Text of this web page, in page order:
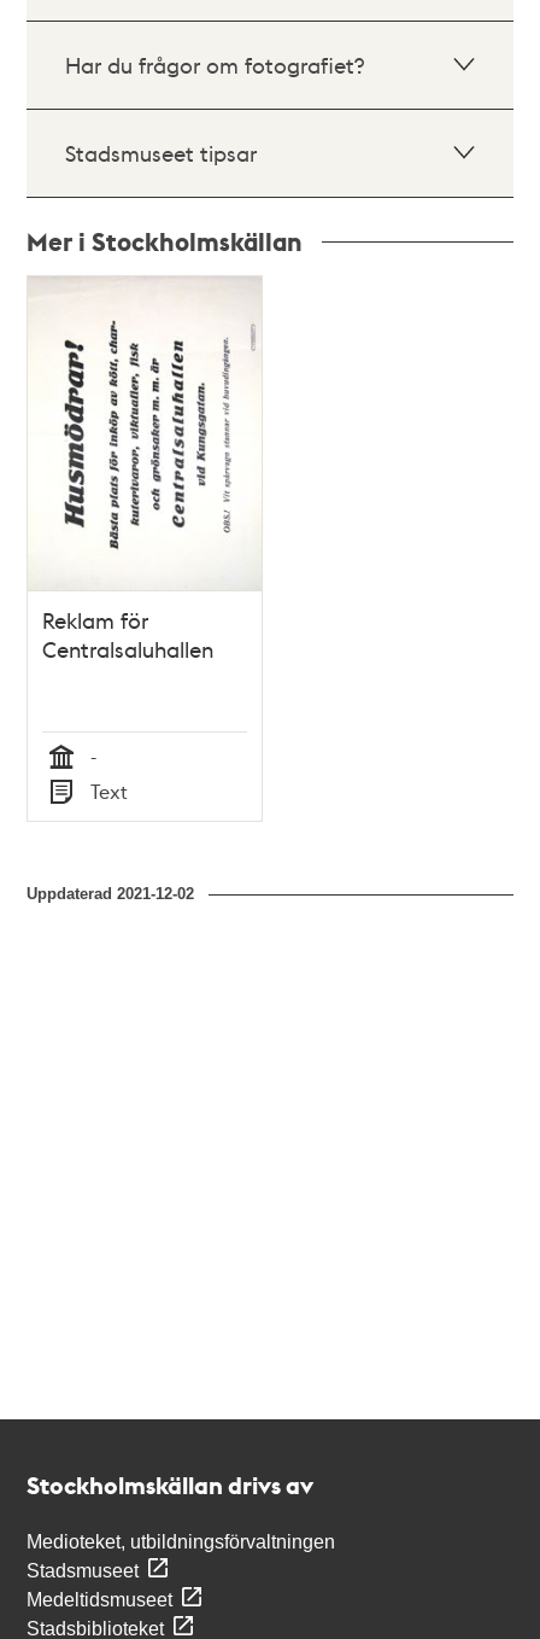
Har du frågor om fotografiet?
Stadsmuseet tipsar
Mer i Stockholmskällan
teman
Reklam för
Centralsaluhallen
Tid
-
Typ
Text
Uppdaterad2021-12-02
Stockholmskällan drivs av
Medioteket, utbildningsförvaltningen
Stadsmuseet
Medeltidsmuseet
Stadsbiblioteket